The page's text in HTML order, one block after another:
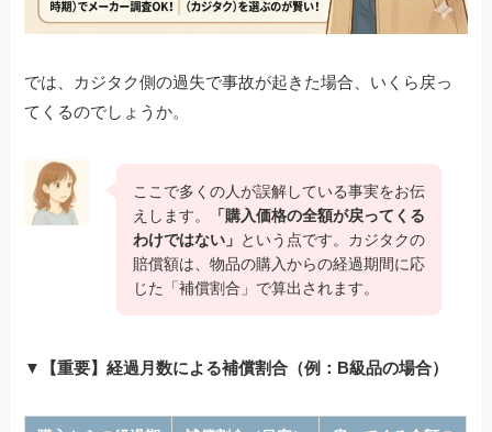
では、カジタク側の過失で事故が起きた場合、いくら戻っ
てくるのでしょうか。
ここで多くの人が誤解している事実をお伝
えします。
「購入価格の全額が戻ってくる
わけではない」 という点です。カジタクの
賠償額は、物品の購入からの経過期間に応
じた「補償割合」で算出されます。
▼【重要】経過月数による補償割合（例：B級品の場合）